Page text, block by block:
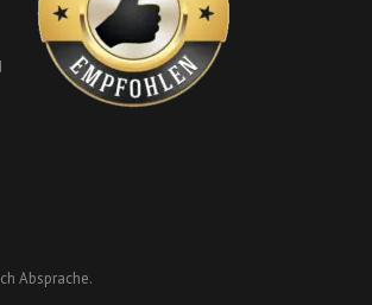
Absprache.